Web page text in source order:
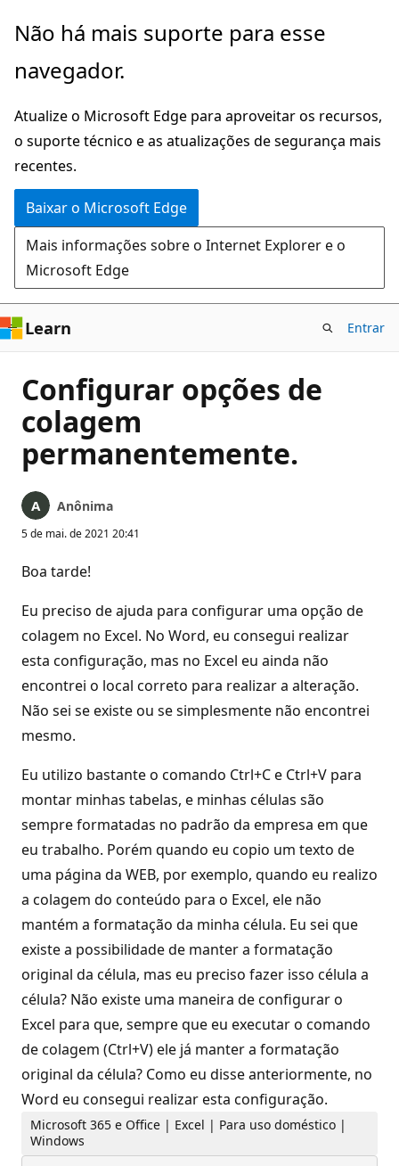
Pular
o
principal
Não há mais suporte para esse
navegador.
Atualize o Microsoft Edge para aproveitar os recursos,
o suporte técnico e as atualizações de segurança mais
recentes.
Baixar o Microsoft Edge
Mais informações sobre o Internet Explorer e o
Microsoft Edge
Learn Entrar
Configurar opções de
colagem
permanentemente.
Anônima
5 de mai. de 2021 20:41
Boa tarde!
Eu preciso de ajuda para configurar uma opção de
colagem no Excel. No Word, eu consegui realizar
esta configuração, mas no Excel eu ainda não
encontrei o local correto para realizar a alteração.
Não sei se existe ou se simplesmente não encontrei
mesmo.
Eu utilizo bastante o comando Ctrl+C e Ctrl+V para
montar minhas tabelas, e minhas células são
sempre formatadas no padrão da empresa em que
eu trabalho. Porém quando eu copio um texto de
uma página da WEB, por exemplo, quando eu realizo
a colagem do conteúdo para o Excel, ele não
mantém a formatação da minha célula. Eu sei que
existe a possibilidade de manter a formatação
original da célula, mas eu preciso fazer isso célula a
célula? Não existe uma maneira de configurar o
Excel para que, sempre que eu executar o comando
de colagem (Ctrl+V) ele já manter a formatação
original da célula? Como eu disse anteriormente, no
Word eu consegui realizar esta configuração.
Microsoft 365 e Office | Excel | Para uso doméstico |
Windows